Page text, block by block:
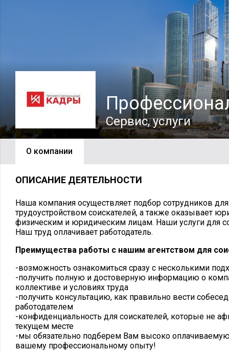
Сервис, услуги
О компании
ОПИСАНИЕ ДЕЯТЕЛЬНОСТИ
Наша компания осуществляет подбор сотрудников
трудоустройством соискателей, а также оказывает
физическим и юридическим лицам. Наши услуги для
Наш труд оплачивает работодатель.
Преимущества работы с нашим агентством для
-возможность ознакомиться сразу с несколькими
-получить полную и достоверную информацию о
коллективе и условиях труда
-получить консультацию, как правильно вести
работодателем
-конфиденциальность для соискателей, которые не
текущем месте
-мы обязательно подберем Вам высоко
вашему профессиональному опыту!